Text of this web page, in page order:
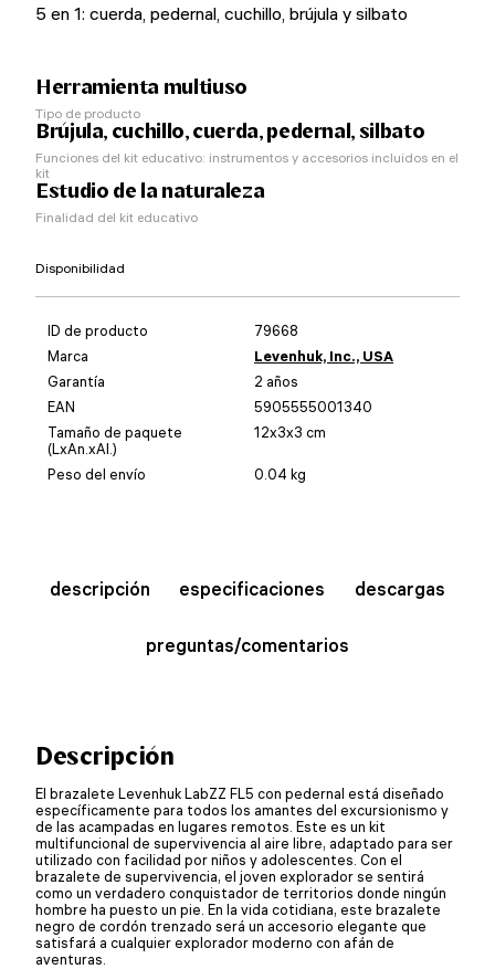
5 en 1: cuerda, pedernal, cuchillo, brújula y silbato
Herramienta multiuso
Tipo de producto
Brújula, cuchillo, cuerda, pedernal, silbato
Funciones del kit educativo: instrumentos y accesorios incluidos en el
kit
Estudio de la naturaleza
Finalidad del kit educativo
Disponibilidad
ID de producto
79668
Marca
Levenhuk, Inc., USA
Garantía
2 años
EAN
5905555001340
Tamaño de paquete
(LxAn.xAl.)
12x3x3 cm
Peso del envío 0.04 kg
descripción especificaciones descargas
preguntas/comentarios
Descripción
El brazalete Levenhuk LabZZ FL5 con pedernal está diseñado
específicamente para todos los amantes del excursionismo y
de las acampadas en lugares remotos. Este es un kit
multifuncional de supervivencia al aire libre, adaptado para ser
utilizado con facilidad por niños y adolescentes. Con el
brazalete de supervivencia, el joven explorador se sentirá
como un verdadero conquistador de territorios donde ningún
hombre ha puesto un pie. En la vida cotidiana, este brazalete
negro de cordón trenzado será un accesorio elegante que
satisfará a cualquier explorador moderno con afán de
aventuras.